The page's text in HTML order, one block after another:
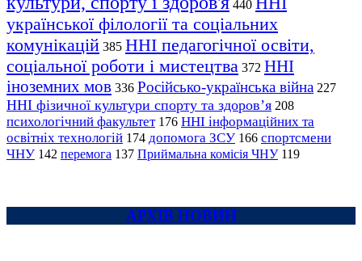
440
української філології та соціальних
комунікацій 385 ННІ педагогічної освіти,
соціальної роботи і мистецтва 372 ННІ
іноземних мов 336 Російсько-українська війна 227
ННІ фізичної культури спорту та здоров’я 208
психологічний факультет 176 ННІ інформаційних та
освітніх технологій 174 допомога ЗСУ 166 спортсмени
ЧНУ 142 перемога 137 Приймальна комісія ЧНУ 119
АРХІВ НОВИН